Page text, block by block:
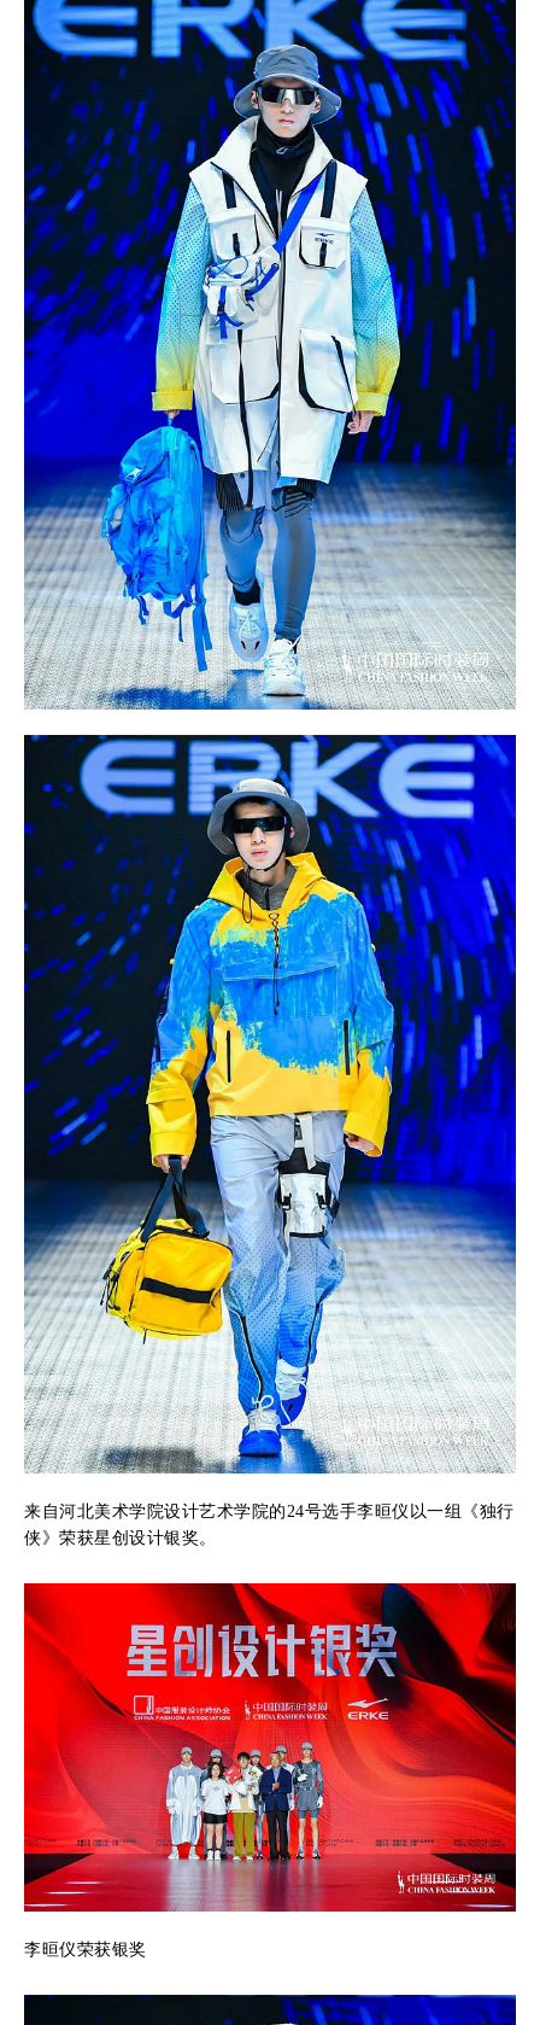
来自河北美术学院设计艺术学院的24号选手李晅仪以一组《独行
侠》荣获星创设计银奖。
李晅仪荣获银奖